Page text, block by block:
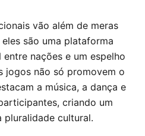
vão além de meras
são uma plataforma
nações e um espelho
jogos não só promovem o
a música, a dança e
criando um
pluralidade cultural.